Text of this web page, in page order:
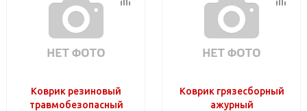
Коврик резиновый
травмобезопасный
Коврик грязесборный
ажурный